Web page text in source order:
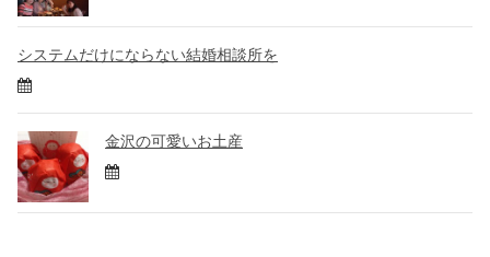
システムだけにならない結婚相談所を
金沢の可愛いお土産